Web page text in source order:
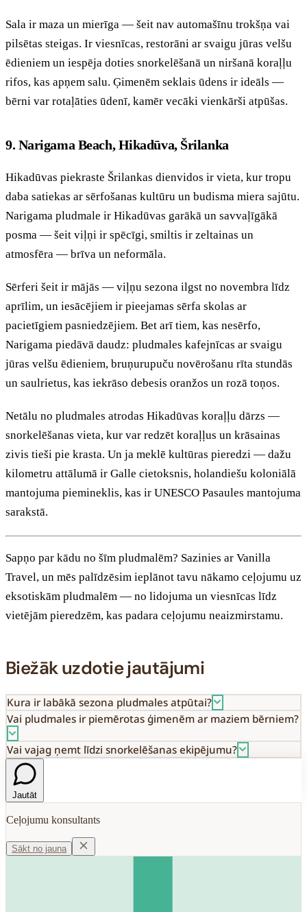
Sala ir maza un mierīga — šeit nav automašīnu trokšņa vai
pilsētas steigas. Ir viesnīcas, restorāni ar svaigu jūras velšu
ēdieniem un iespēja doties snorkelēšanā un niršanā koraļļu
rifos, kas apņem salu. Ģimenēm seklais ūdens ir ideāls —
bērni var rotaļāties ūdenī, kamēr vecāki vienkārši atpūšas.
9. Narigama Beach, Hikadūva, Šrilanka
Hikadūvas piekraste Šrilankas dienvidos ir vieta, kur tropu
daba satiekas ar sērfošanas kultūru un budisma miera sajūtu.
Narigama pludmale ir Hikadūvas garākā un savvaļīgākā
posma — šeit viļņi ir spēcīgi, smiltis ir zeltainas un
atmosfēra — brīva un neformāla.
Sērferi šeit ir mājās — viļņu sezona ilgst no novembra līdz
aprīlim, un iesācējiem ir pieejamas sērfa skolas ar
pacietīgiem pasniedzējiem. Bet arī tiem, kas nesērfo,
Narigama piedāvā daudz: pludmales kafejnīcas ar svaigu
jūras velšu ēdieniem, bruņurupuču novērošanu rīta stundās
un saulrietus, kas iekrāso debesis oranžos un rozā toņos.
Netālu no pludmales atrodas Hikadūvas koraļļu dārzs —
snorkelēšanas vieta, kur var redzēt koraļļus un krāsainas
zivis tieši pie krasta. Un ja meklē kultūras pieredzi — dažu
kilometru attālumā ir Galle cietoksnis, holandiešu koloniālā
mantojuma piemineklis, kas ir UNESCO Pasaules mantojuma
sarakstā.
Sapņo par kādu no šīm pludmalēm? Sazinies ar Vanilla
Travel, un mēs palīdzēsim ieplānot tavu nākamo ceļojumu uz
eksotiskām pludmalēm — no lidojuma un viesnīcas līdz
vietējām pieredzēm, kas padara ceļojumu neaizmirstamu.
Biežāk uzdotie jautājumi
Kura ir labākā sezona pludmales atpūtai?
Vai pludmales ir piemērotas ģimenēm ar maziem bērniem?
Vai vajag ņemt līdzi snorkelēšanas ekipējumu?
Jautāt
Ceļojumu konsultants
Sākt no jauna